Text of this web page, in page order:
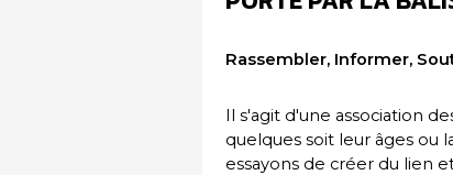
Rassembler, Informer,
Il s'agit d'une association
quelques soit leur âges ou
essayons de créer du lien